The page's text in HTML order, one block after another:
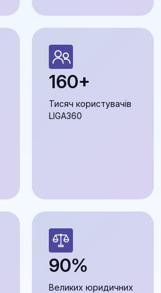
160+
Тисяч користувачів
LIGA360
90%
Великих юридичних